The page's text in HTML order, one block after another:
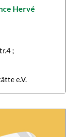
Hervé
;
e.V.